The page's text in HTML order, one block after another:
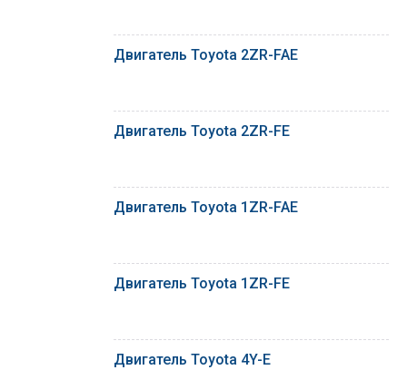
Двигатель Toyota 2ZR-FAE
Двигатель Toyota 2ZR-FE
Двигатель Toyota 1ZR-FAE
Двигатель Toyota 1ZR-FE
Двигатель Toyota 4Y-E